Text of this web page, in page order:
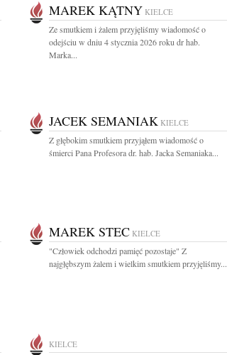
MAREK KĄTNY KIELCE
Ze smutkiem i żalem przyjęliśmy wiadomość o
odejściu w dniu 4 stycznia 2026 roku dr hab.
Marka...
JACEK SEMANIAK KIELCE
Z głębokim smutkiem przyjąłem wiadomość o
śmierci Pana Profesora dr. hab. Jacka Semaniaka...
MAREK STEC KIELCE
"Człowiek odchodzi pamięć pozostaje" Z
najgłębszym żalem i wielkim smutkiem przyjęliśmy...
KIELCE